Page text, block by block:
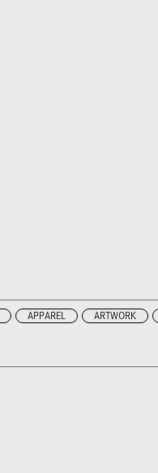
APPAREL ARTWORK